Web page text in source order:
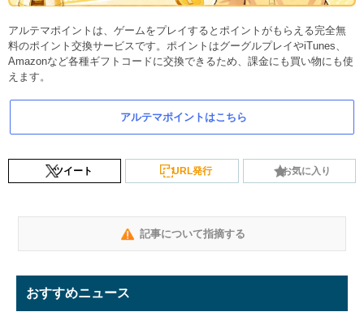
アルテマポイントは、ゲームをプレイするとポイントがもらえる完全無
料のポイント交換サービスです。ポイントはグーグルプレイやiTunes、
Amazonなど各種ギフトコードに交換できるため、課金にも買い物にも使
えます。
アルテマポイントはこちら
ツイート URL発行 お気に入り
記事について指摘する
おすすめニュース